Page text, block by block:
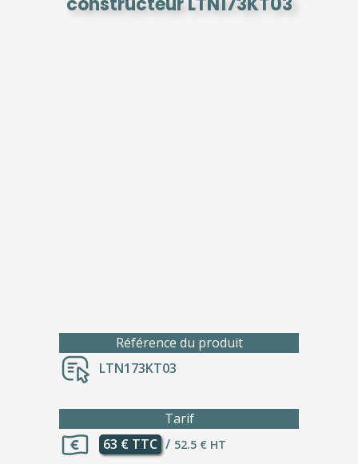
Référence du produit
LTN173KT03
Tarif
63 € TTC / 52.5 € HT